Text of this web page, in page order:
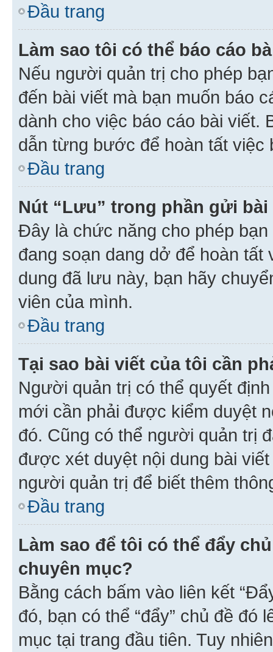
Đầu trang
Làm sao tôi có thể báo cáo
Nếu người quản trị cho phép
đến bài viết mà bạn muốn báo
dành cho việc báo cáo bài viết.
dẫn từng bước để hoàn tất việc
Đầu trang
Nút “Lưu” trong phần gửi
Đây là chức năng cho phép
đang soạn dang dở để hoàn
dung đã lưu này, bạn hãy
viên của mình.
Đầu trang
Tại sao bài viết của tôi cần
Người quản trị có thể quyết
mới cần phải được kiểm duyệt
đó. Cũng có thể người quản trị
được xét duyệt nội dung bài
người quản trị để biết thêm
Đầu trang
Làm sao để tôi có thể đẩy
chuyên mục?
Bằng cách bấm vào liên kết
đó, bạn có thể “đẩy” chủ đề đó
mục tại trang đầu tiên. Tuy